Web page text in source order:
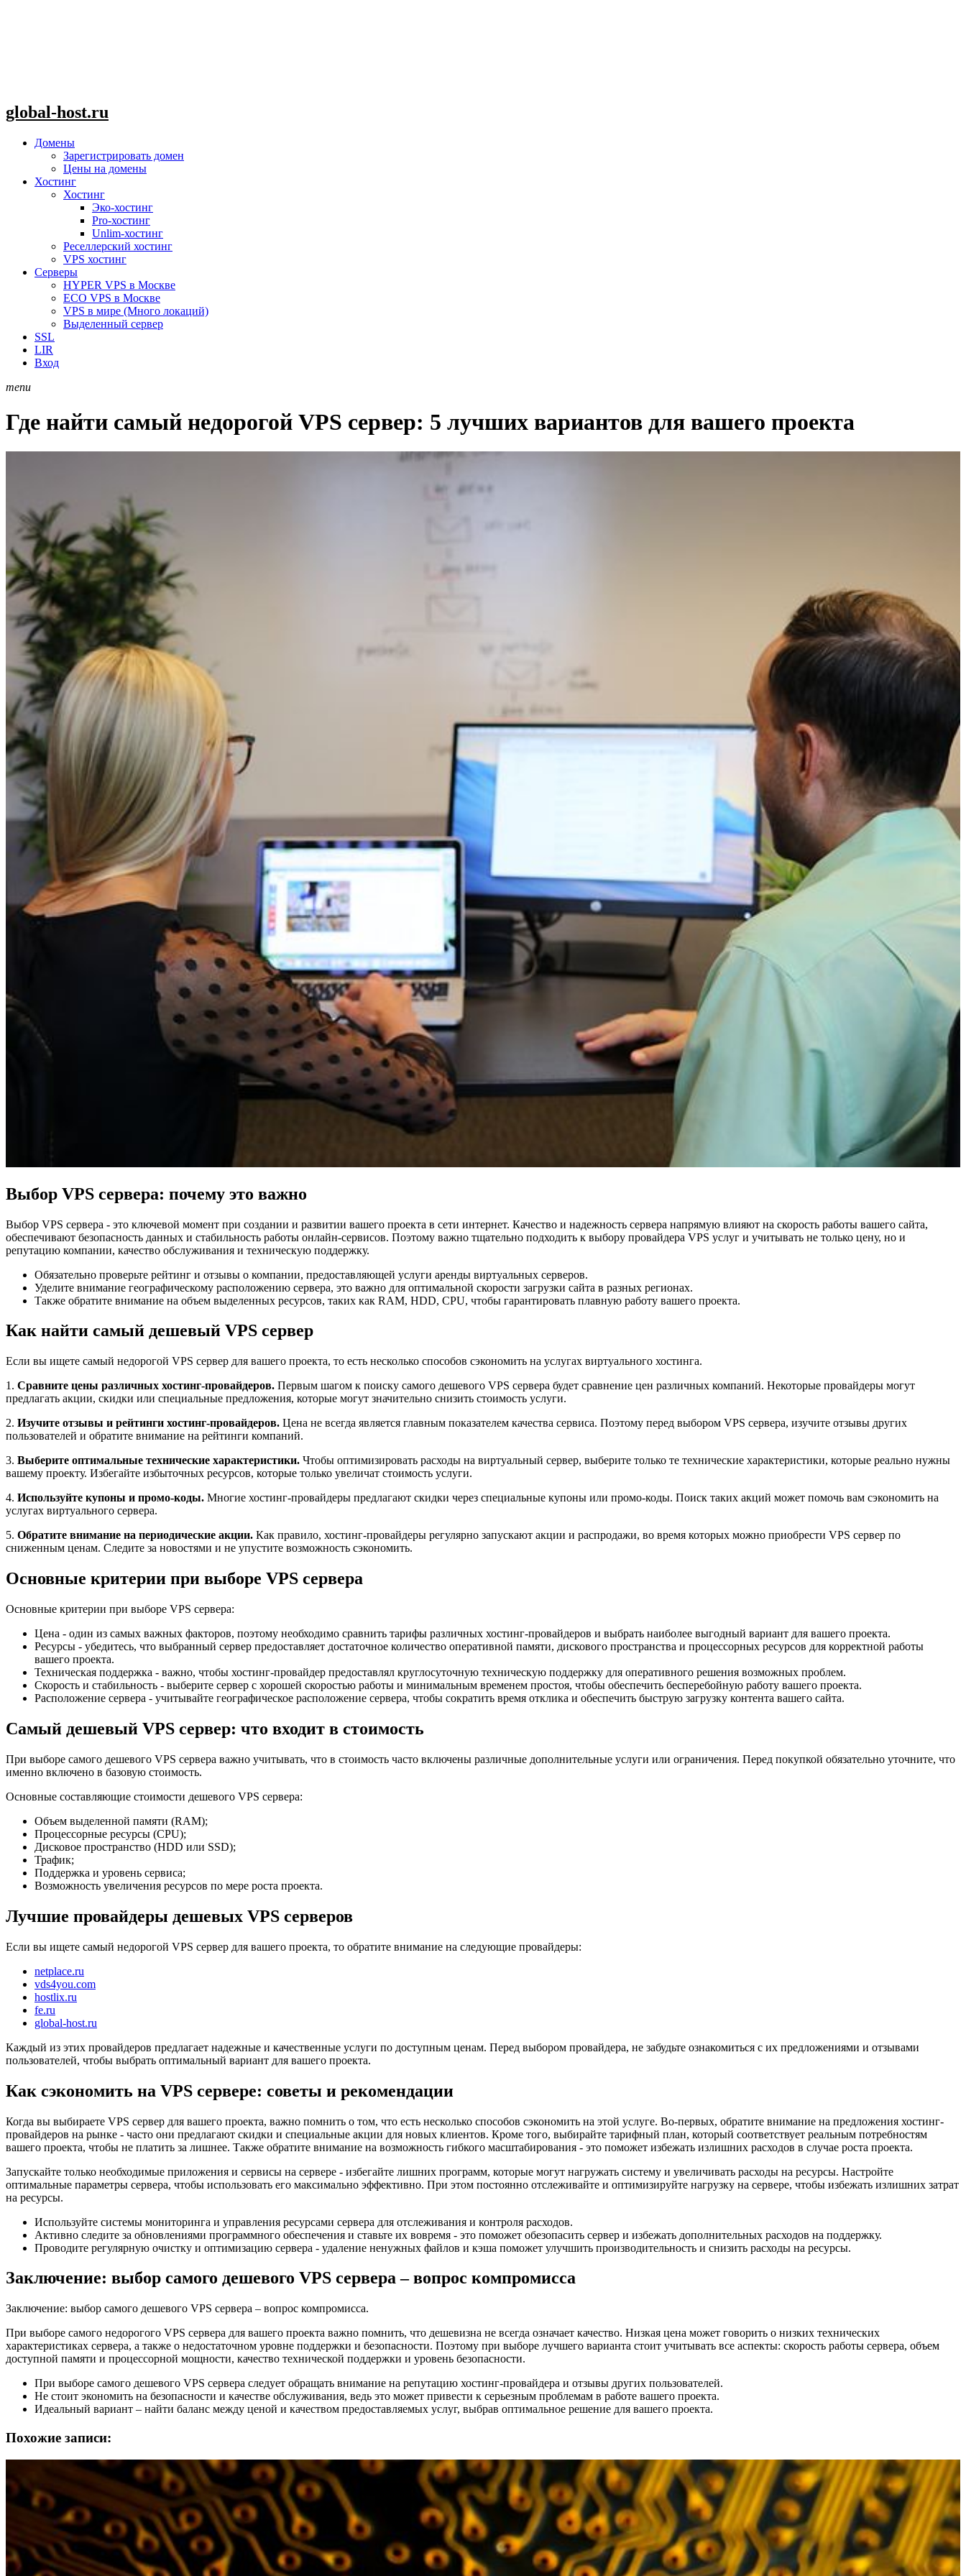
global-host.ru
Домены
Зарегистрировать домен
Цены на домены
Хостинг
Хостинг
Эко-хостинг
Pro-хостинг
Unlim-хостинг
Реселлерский хостинг
VPS хостинг
Серверы
HYPER VPS в Москве
ECO VPS в Москве
VPS в мире (Много локаций)
Выделенный сервер
SSL
LIR
Вход
menu
Где найти самый недорогой VPS сервер: 5 лучших вариантов для вашего проекта
Выбор VPS сервера: почему это важно
Выбор VPS сервера - это ключевой момент при создании и развитии вашего проекта в сети интернет. Качество и надежность сервера напрямую влияют на скорость работы вашего сайта,
обеспечивают безопасность данных и стабильность работы онлайн-сервисов. Поэтому важно тщательно подходить к выбору провайдера VPS услуг и учитывать не только цену, но и
репутацию компании, качество обслуживания и техническую поддержку.
Обязательно проверьте рейтинг и отзывы о компании, предоставляющей услуги аренды виртуальных серверов.
Уделите внимание географическому расположению сервера, это важно для оптимальной скорости загрузки сайта в разных регионах.
Также обратите внимание на объем выделенных ресурсов, таких как RAM, HDD, CPU, чтобы гарантировать плавную работу вашего проекта.
Как найти самый дешевый VPS сервер
Если вы ищете самый недорогой VPS сервер для вашего проекта, то есть несколько способов сэкономить на услугах виртуального хостинга.
1. Сравните цены различных хостинг-провайдеров. Первым шагом к поиску самого дешевого VPS сервера будет сравнение цен различных компаний. Некоторые провайдеры могут
предлагать акции, скидки или специальные предложения, которые могут значительно снизить стоимость услуги.
2. Изучите отзывы и рейтинги хостинг-провайдеров. Цена не всегда является главным показателем качества сервиса. Поэтому перед выбором VPS сервера, изучите отзывы других
пользователей и обратите внимание на рейтинги компаний.
3. Выберите оптимальные технические характеристики. Чтобы оптимизировать расходы на виртуальный сервер, выберите только те технические характеристики, которые реально нужны
вашему проекту. Избегайте избыточных ресурсов, которые только увеличат стоимость услуги.
4. Используйте купоны и промо-коды. Многие хостинг-провайдеры предлагают скидки через специальные купоны или промо-коды. Поиск таких акций может помочь вам сэкономить на
услугах виртуального сервера.
5. Обратите внимание на периодические акции. Как правило, хостинг-провайдеры регулярно запускают акции и распродажи, во время которых можно приобрести VPS сервер по
сниженным ценам. Следите за новостями и не упустите возможность сэкономить.
Основные критерии при выборе VPS сервера
Основные критерии при выборе VPS сервера:
Цена - один из самых важных факторов, поэтому необходимо сравнить тарифы различных хостинг-провайдеров и выбрать наиболее выгодный вариант для вашего проекта.
Ресурсы - убедитесь, что выбранный сервер предоставляет достаточное количество оперативной памяти, дискового пространства и процессорных ресурсов для корректной работы
вашего проекта.
Техническая поддержка - важно, чтобы хостинг-провайдер предоставлял круглосуточную техническую поддержку для оперативного решения возможных проблем.
Скорость и стабильность - выберите сервер с хорошей скоростью работы и минимальным временем простоя, чтобы обеспечить бесперебойную работу вашего проекта.
Расположение сервера - учитывайте географическое расположение сервера, чтобы сократить время отклика и обеспечить быструю загрузку контента вашего сайта.
Самый дешевый VPS сервер: что входит в стоимость
При выборе самого дешевого VPS сервера важно учитывать, что в стоимость часто включены различные дополнительные услуги или ограничения. Перед покупкой обязательно уточните, что
именно включено в базовую стоимость.
Основные составляющие стоимости дешевого VPS сервера:
Объем выделенной памяти (RAM);
Процессорные ресурсы (CPU);
Дисковое пространство (HDD или SSD);
Трафик;
Поддержка и уровень сервиса;
Возможность увеличения ресурсов по мере роста проекта.
Лучшие провайдеры дешевых VPS серверов
Если вы ищете самый недорогой VPS сервер для вашего проекта, то обратите внимание на следующие провайдеры:
netplace.ru
vds4you.com
hostlix.ru
fe.ru
global-host.ru
Каждый из этих провайдеров предлагает надежные и качественные услуги по доступным ценам. Перед выбором провайдера, не забудьте ознакомиться с их предложениями и отзывами
пользователей, чтобы выбрать оптимальный вариант для вашего проекта.
Как сэкономить на VPS сервере: советы и рекомендации
Когда вы выбираете VPS сервер для вашего проекта, важно помнить о том, что есть несколько способов сэкономить на этой услуге. Во-первых, обратите внимание на предложения хостинг-
провайдеров на рынке - часто они предлагают скидки и специальные акции для новых клиентов. Кроме того, выбирайте тарифный план, который соответствует реальным потребностям
вашего проекта, чтобы не платить за лишнее. Также обратите внимание на возможность гибкого масштабирования - это поможет избежать излишних расходов в случае роста проекта.
Запускайте только необходимые приложения и сервисы на сервере - избегайте лишних программ, которые могут нагружать систему и увеличивать расходы на ресурсы. Настройте
оптимальные параметры сервера, чтобы использовать его максимально эффективно. При этом постоянно отслеживайте и оптимизируйте нагрузку на сервере, чтобы избежать излишних затрат
на ресурсы.
Используйте системы мониторинга и управления ресурсами сервера для отслеживания и контроля расходов.
Активно следите за обновлениями программного обеспечения и ставьте их вовремя - это поможет обезопасить сервер и избежать дополнительных расходов на поддержку.
Проводите регулярную очистку и оптимизацию сервера - удаление ненужных файлов и кэша поможет улучшить производительность и снизить расходы на ресурсы.
Заключение: выбор самого дешевого VPS сервера – вопрос компромисса
Заключение: выбор самого дешевого VPS сервера – вопрос компромисса.
При выборе самого недорогого VPS сервера для вашего проекта важно помнить, что дешевизна не всегда означает качество. Низкая цена может говорить о низких технических
характеристиках сервера, а также о недостаточном уровне поддержки и безопасности. Поэтому при выборе лучшего варианта стоит учитывать все аспекты: скорость работы сервера, объем
доступной памяти и процессорной мощности, качество технической поддержки и уровень безопасности.
При выборе самого дешевого VPS сервера следует обращать внимание на репутацию хостинг-провайдера и отзывы других пользователей.
Не стоит экономить на безопасности и качестве обслуживания, ведь это может привести к серьезным проблемам в работе вашего проекта.
Идеальный вариант – найти баланс между ценой и качеством предоставляемых услуг, выбрав оптимальное решение для вашего проекта.
Похожие записи: